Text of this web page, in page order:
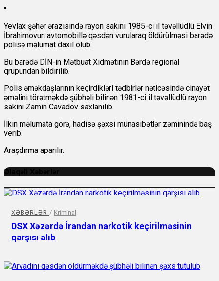
Yevlax şəhər ərazisində rayon sakini 1985-ci il təvəllüdlü Elvin
İbrahimovun avtomobillə qəsdən vurularaq öldürülməsi barədə
polisə məlumat daxil olub.
Bu barədə DİN-in Mətbuat Xidmətinin Bərdə regional
qrupundan bildirilib.
Polis əməkdaşlarının keçirdikləri tədbirlər nəticəsində cinayət
əməlini törətməkdə şübhəli bilinən 1981-ci il təvəllüdlü rayon
sakini Zamin Cavadov saxlanılıb.
İlkin məlumata görə, hadisə şəxsi münasibətlər zəminində baş
verib.
Araşdırma aparılır.
Əlaqəli Xəbərlər
XƏBƏRLƏR / Kriminal
DSX Xəzərdə İrandan narkotik keçirilməsinin
qarşısı alıb